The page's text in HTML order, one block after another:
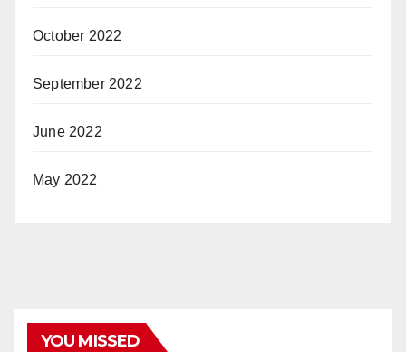
October 2022
September 2022
June 2022
May 2022
YOU MISSED